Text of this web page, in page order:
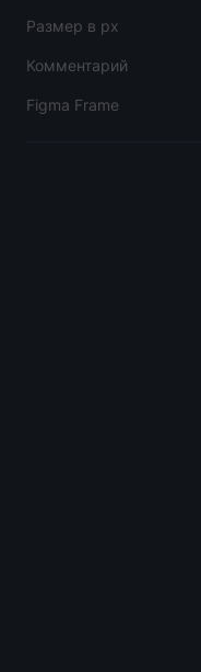
Размер в px
Комментарий
Figma Frame